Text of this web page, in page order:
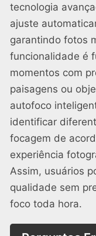
tecnologia
ajuste
garantindo fotos
funcionalidade é
momentos com
paisagens ou
autofoco
identificar
focagem de
experiência
Assim, usuários
qualidade sem
foco toda hora.